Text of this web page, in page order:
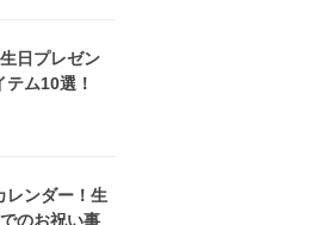
日プレゼン
テム10選！
レンダー！生
のお祝い事